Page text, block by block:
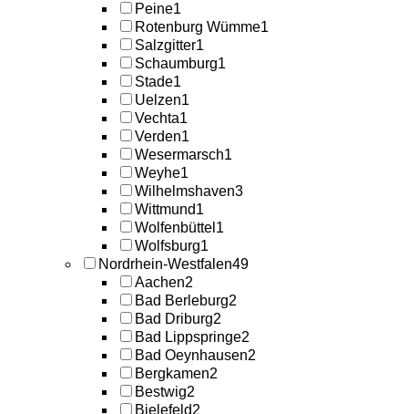
Peine1
Rotenburg Wümme1
Salzgitter1
Schaumburg1
Stade1
Uelzen1
Vechta1
Verden1
Wesermarsch1
Weyhe1
Wilhelmshaven3
Wittmund1
Wolfenbüttel 1
Wolfsburg1
Nordrhein-Westfalen49
Aachen2
Bad Berleburg2
Bad Driburg2
Bad Lippspringe2
Bad Oeynhausen2
Bergkamen2
Bestwig2
Bielefeld2